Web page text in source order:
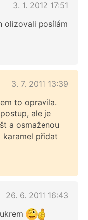
3. 1. 2012 17:51
olizovali posílám
3. 7. 2011 13:39
to opravila.
ale je
a osmaženou
karamel přidat
26. 6. 2011 16:43